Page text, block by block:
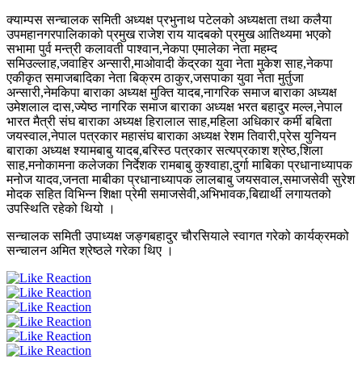
क्याम्पस सन्चालक समिती अध्यक्ष प्रभुनाथ पटेलको अध्यक्षता तथा कलैया
उपमहानगरपालिकाको प्रमुख राजेश राय यादबको प्रमुख आतिथ्यमा भएको
सभामा पुर्व मन्त्री कलावती पाश्वान,नेकपा एमालेका नेता महम्द
समिउल्लाह,जवाहिर अन्सारी,माओवादी केंद्रका युवा नेता मुकेश साह,नेकपा
एकीकृत समाजबादिका नेता बिक्रम ठाकुर,जसपाका युवा नेता मुर्तुजा
अन्सारी,नेमकिपा बाराका अध्यक्ष मुक्ति यादब,नागरिक समाज बाराका अध्यक्ष
उमेशलाल दास,ज्येष्ठ नागरिक समाज बाराका अध्यक्ष भरत बहादुर मल्ल,नेपाल
भारत मैत्री संघ बाराका अध्यक्ष हिरालाल साह,महिला अधिकार कर्मी बबिता
जयस्वाल,नेपाल पत्रकार महासंघ बाराका अध्यक्ष रेशम तिवारी,प्रेस युनियन
बाराका अध्यक्ष श्यामबाबु यादब,बरिस्ठ पत्रकार सत्यप्रकाश श्रेष्ठ,शिला
साह,मनोकामना कलेजका निर्देशक रामबाबु कुश्वाहा,दुर्गा माबिका प्रधानाध्यापक
मनोज यादव,जनता माबीका प्रधानाध्यापक लालबाबु जयसवाल,समाजसेवी सुरेश
मोदक सहित विभिन्न शिक्षा प्रेमी समाजसेवी,अभिभावक,बिद्यार्थी लगायतको
उपस्थिति रहेको थियो ।
सन्चालक समिती उपाध्यक्ष जङ्गबहादुर चौरसियाले स्वागत गरेको कार्यक्रमको
सन्चालन अमित श्रेष्ठले गरेका थिए ।